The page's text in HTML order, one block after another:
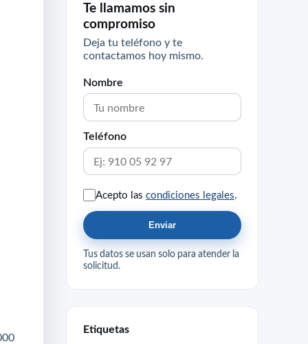
Te llamamos sin
compromiso
Deja tu teléfono y te
contactamos hoy mismo.
Nombre
Teléfono
Acepto las condiciones legales
Enviar
Tus datos se usan solo para atender la
solicitud.
Etiquetas